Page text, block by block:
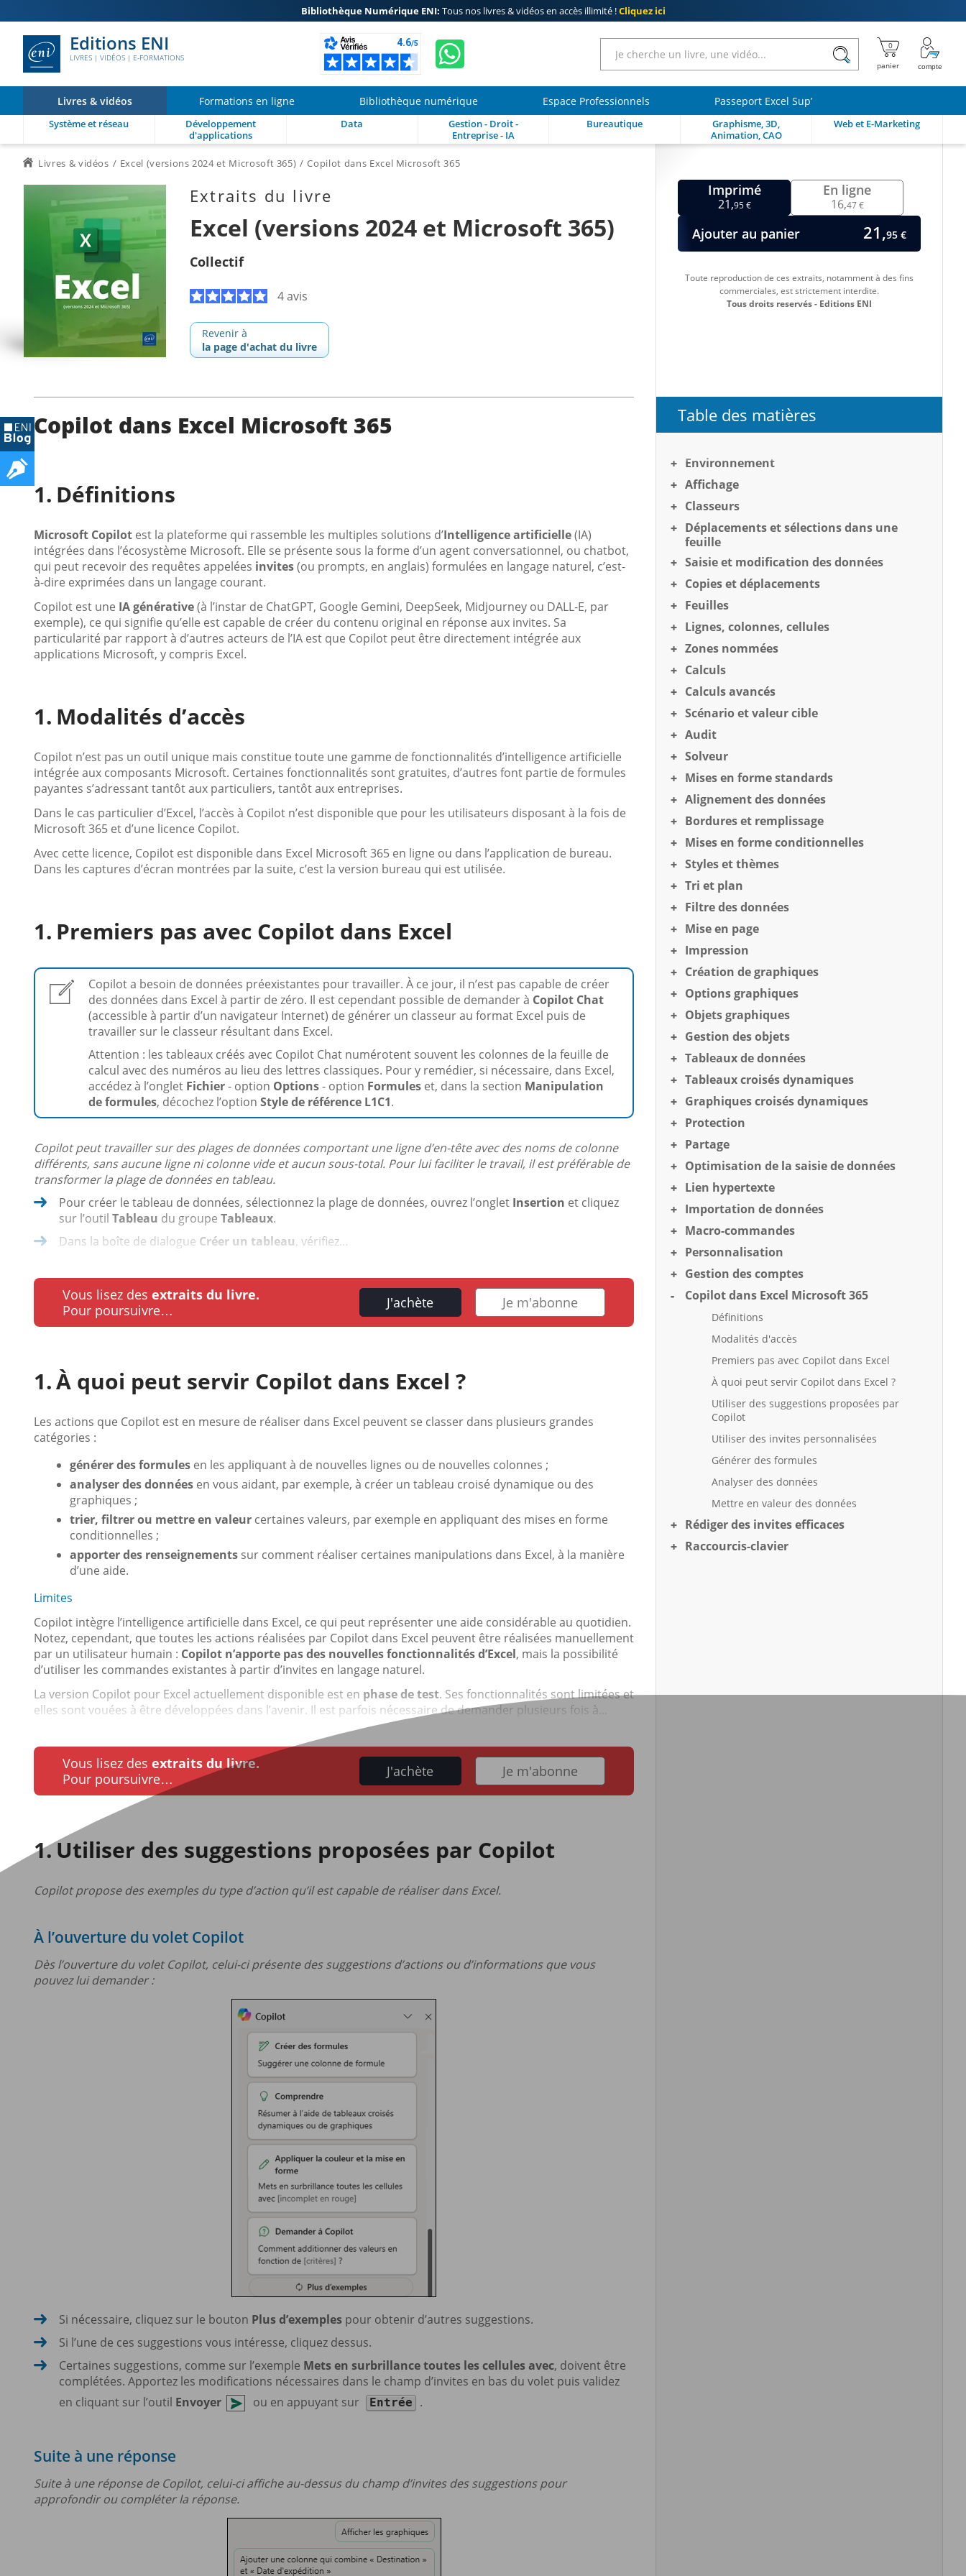
Bibliothèque Numérique ENI: Tous nos livres & vidéos en accès illimité !Cliquez ici
Editions ENI
LIVRES | VIDÉOS | E-FORMATIONS
Livres & vidéos Formations en ligne Bibliothèque numérique Espace Professionnels Passeport Excel Sup’
Système et réseau
Développement
d'applications
Data
Gestion - Droit -
Entreprise - IA
Bureautique
Graphisme, 3D,
Animation, CAO
Web et E-Marketing
Livres & vidéos Excel (versions 2024 et Microsoft 365) Copilot dans Excel Microsoft 365
Extraits du livre
Excel (versions 2024 et Microsoft 365)
Collectif
4 avis
Revenir à
la page d'achat du livre
Imprimé
21,95 €
En ligne
16,47 €
Ajouter au panier 21,95 €
Toute reproduction de ces extraits, notamment à des fins
commerciales, est strictement interdite.
Tous droits reservés - Editions ENI
Copilot dans Excel Microsoft 365
Définitions
Microsoft Copilot est la plateforme qui rassemble les multiples solutions d’Intelligence artificielle(IA)
intégrées dans l’écosystème Microsoft. Elle se présente sous la forme d’un agent conversationnel, ou chatbot,
qui peut recevoir des requêtes appelées invites(ou prompts, en anglais) formulées en langage naturel, c’est-
à-dire exprimées dans un langage courant.
Copilot est une IA générative(à l’instar de ChatGPT, Google Gemini, DeepSeek, Midjourney ou DALL-E, par
exemple), ce qui signifie qu’elle est capable de créer du contenu original en réponse aux invites. Sa
particularité par rapport à d’autres acteurs de l’IA est que Copilot peut être directement intégrée aux
applications Microsoft, y compris Excel.
Modalités d’accès
Copilot n’est pas un outil unique mais constitue toute une gamme de fonctionnalités d’intelligence artificielle
intégrée aux composants Microsoft. Certaines fonctionnalités sont gratuites, d’autres font partie de formules
payantes s’adressant tantôt aux particuliers, tantôt aux entreprises.
Dans le cas particulier d’Excel, l’accès à Copilot n’est disponible que pour les utilisateurs disposant à la fois de
Microsoft 365 et d’une licence Copilot.
Avec cette licence, Copilot est disponible dans Excel Microsoft 365 en ligne ou dans l’application de bureau.
Dans les captures d’écran montrées par la suite, c’est la version bureau qui est utilisée.
Premiers pas avec Copilot dans Excel
Copilot a besoin de données préexistantes pour travailler. À ce jour, il n’est pas capable de créer
des données dans Excel à partir de zéro. Il est cependant possible de demander à Copilot Chat
(accessible à partir d’un navigateur Internet) de générer un classeur au format Excel puis de
travailler sur le classeur résultant dans Excel.
Attention : les tableaux créés avec Copilot Chat numérotent souvent les colonnes de la feuille de
calcul avec des numéros au lieu des lettres classiques. Pour y remédier, si nécessaire, dans Excel,
accédez à l’onglet Fichier- option Options- option Formules et, dans la section Manipulation
de formules, décochez l’option Style de référence L1C1.
Copilot peut travailler sur des plages de données comportant une ligne d’en-tête avec des noms de colonne
différents, sans aucune ligne ni colonne vide et aucun sous-total. Pour lui faciliter le travail, il est préférable de
transformer la plage de données en tableau.
Pour créer le tableau de données, sélectionnez la plage de données, ouvrez l’onglet Insertion et cliquez
sur l’outil Tableau du groupe Tableaux.
Dans la boîte de dialogue Créer un tableau, vérifiez...
Vous lisez des extraits du livre.
Pour poursuivre…
J'achète Je m'abonne
À quoi peut servir Copilot dans Excel ?
Les actions que Copilot est en mesure de réaliser dans Excel peuvent se classer dans plusieurs grandes
catégories :
générer des formules en les appliquant à de nouvelles lignes ou de nouvelles colonnes ;
analyser des données en vous aidant, par exemple, à créer un tableau croisé dynamique ou des
graphiques ;
trier, filtrer ou mettre en valeur certaines valeurs, par exemple en appliquant des mises en forme
conditionnelles ;
apporter des renseignements sur comment réaliser certaines manipulations dans Excel, à la manière
d’une aide.
Limites
Copilot intègre l’intelligence artificielle dans Excel, ce qui peut représenter une aide considérable au quotidien.
Notez, cependant, que toutes les actions réalisées par Copilot dans Excel peuvent être réalisées manuellement
par un utilisateur humain : Copilot n’apporte pas des nouvelles fonctionnalités d’Excel, mais la possibilité
d’utiliser les commandes existantes à partir d’invites en langage naturel.
La version Copilot pour Excel actuellement disponible est en phase de test. Ses fonctionnalités sont limitées et
elles sont vouées à être développées dans l’avenir. Il est parfois nécessaire de demander plusieurs fois à...
Vous lisez des extraits du livre.
Pour poursuivre…
J'achète Je m'abonne
Utiliser des suggestions proposées par Copilot
Copilot propose des exemples du type d’action qu’il est capable de réaliser dans Excel.
À l’ouverture du volet Copilot
Dès l’ouverture du volet Copilot, celui-ci présente des suggestions d’actions ou d’informations que vous
pouvez lui demander :
Si nécessaire, cliquez sur le bouton Plus d’exemples pour obtenir d’autres suggestions.
Si l’une de ces suggestions vous intéresse, cliquez dessus.
Certaines suggestions, comme sur l’exemple Mets en surbrillance toutes les cellules avec, doivent être
complétées. Apportez les modifications nécessaires dans le champ d’invites en bas du volet puis validez
en cliquant sur l’outil Envoyer ou en appuyant sur Entrée .
Suite à une réponse
Suite à une réponse de Copilot, celui-ci affiche au-dessus du champ d’invites des suggestions pour
approfondir ou compléter la réponse.
Table des matières
Environnement
Affichage
Classeurs
Déplacements et sélections dans une
feuille
Saisie et modification des données
Copies et déplacements
Feuilles
Lignes, colonnes, cellules
Zones nommées
Calculs
Calculs avancés
Scénario et valeur cible
Audit
Solveur
Mises en forme standards
Alignement des données
Bordures et remplissage
Mises en forme conditionnelles
Styles et thèmes
Tri et plan
Filtre des données
Mise en page
Impression
Création de graphiques
Options graphiques
Objets graphiques
Gestion des objets
Tableaux de données
Tableaux croisés dynamiques
Graphiques croisés dynamiques
Protection
Partage
Optimisation de la saisie de données
Lien hypertexte
Importation de données
Macro-commandes
Personnalisation
Gestion des comptes
Copilot dans Excel Microsoft 365
Définitions
Modalités d'accès
Premiers pas avec Copilot dans Excel
À quoi peut servir Copilot dans Excel ?
Utiliser des suggestions proposées par
Copilot
Utiliser des invites personnalisées
Générer des formules
Analyser des données
Mettre en valeur des données
Rédiger des invites efficaces
Raccourcis-clavier